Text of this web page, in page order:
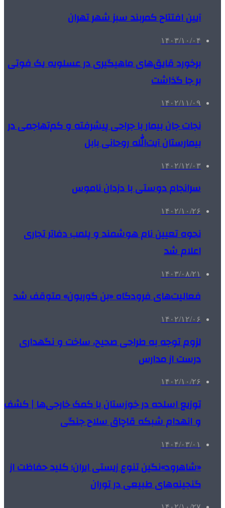
آیین افتتاح کمربند سبز شهر تهران
۱۴۰۳/۱۰/۰۴
برخورد قایق‌های ماهیگیری در عسلویه یک فوتی
بر جا گذاشت
۱۴۰۲/۱۱/۰۹
نجات جان بیمار با جراحی پیشرفته و کم‌تهاجمی در
بیمارستان آیت‌الله روحانی بابل
۱۴۰۲/۱۲/۰۳
سرانجام دوستی با دزدان ناموس
۱۴۰۲/۱۰/۲۶
نحوه تعیین نام هوشمند و پلمب دفاتر تجاری
اعلام شد
۱۴۰۳/۰۸/۲۱
فعالیت‌های فرودگاه «بن گوریون» متوقف شد
۱۴۰۲/۱۲/۰۶
لزوم توجه به طراحی صحیح، ساخت و نگهداری
درست از مدارس
۱۴۰۲/۱۰/۲۶
توزیع اسلحه در خوزستان با کمک خارجی‌ها | کشف
و انهدام شبکه قاچاق سلاح جنگی
۱۴۰۴/۰۳/۰۱
«شاهرود»نگین تنوع زیستی ایران؛ کلید حفاظت از
گنجینه‌های طبیعی در توران